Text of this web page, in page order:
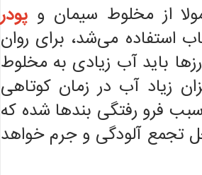
از مخلوط سیمان و پودر
استفاده می‌شد، برای روان
باید آب زیادی به مخلوط
زیاد آب در زمان کوتاهی
فرو رفتگی بندها شده که
تجمع آلودگی و جرم خواهد